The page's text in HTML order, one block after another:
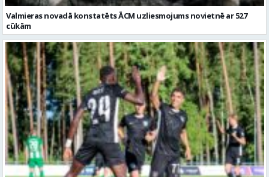
Valmieras novadā konstatēts ĀCM uzliesmojums novietnē ar 527
cūkām